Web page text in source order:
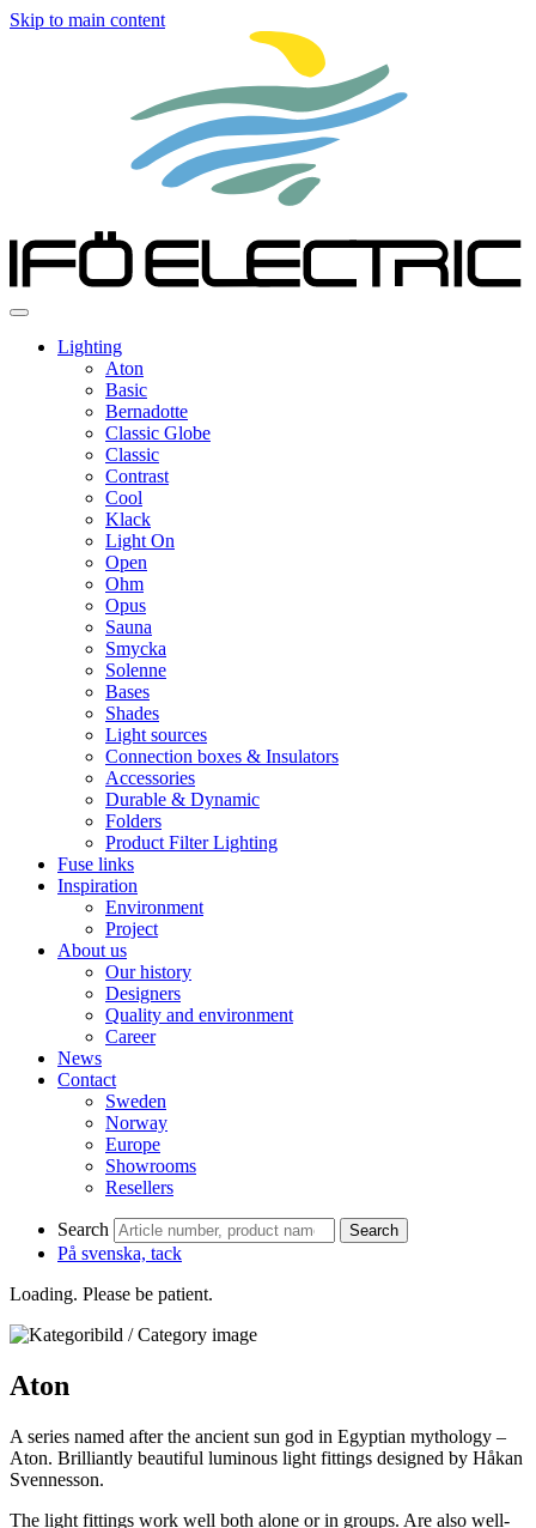
Skip to main content
Lighting
Aton
Basic
Bernadotte
Classic Globe
Classic
Contrast
Cool
Klack
Light On
Open
Ohm
Opus
Sauna
Smycka
Solenne
Bases
Shades
Light sources
Connection boxes & Insulators
Accessories
Durable & Dynamic
Folders
Product Filter Lighting
Fuse links
Inspiration
Environment
Project
About us
Our history
Designers
Quality and environment
Career
News
Contact
Sweden
Norway
Europe
Showrooms
Resellers
Search Search
På svenska, tack
Loading. Please be patient.
Aton
A series named after the ancient sun god in Egyptian mythology –
Aton. Brilliantly beautiful luminous light fittings designed by Håkan
Svennesson.
The light fittings work well both alone or in groups. Are also well-